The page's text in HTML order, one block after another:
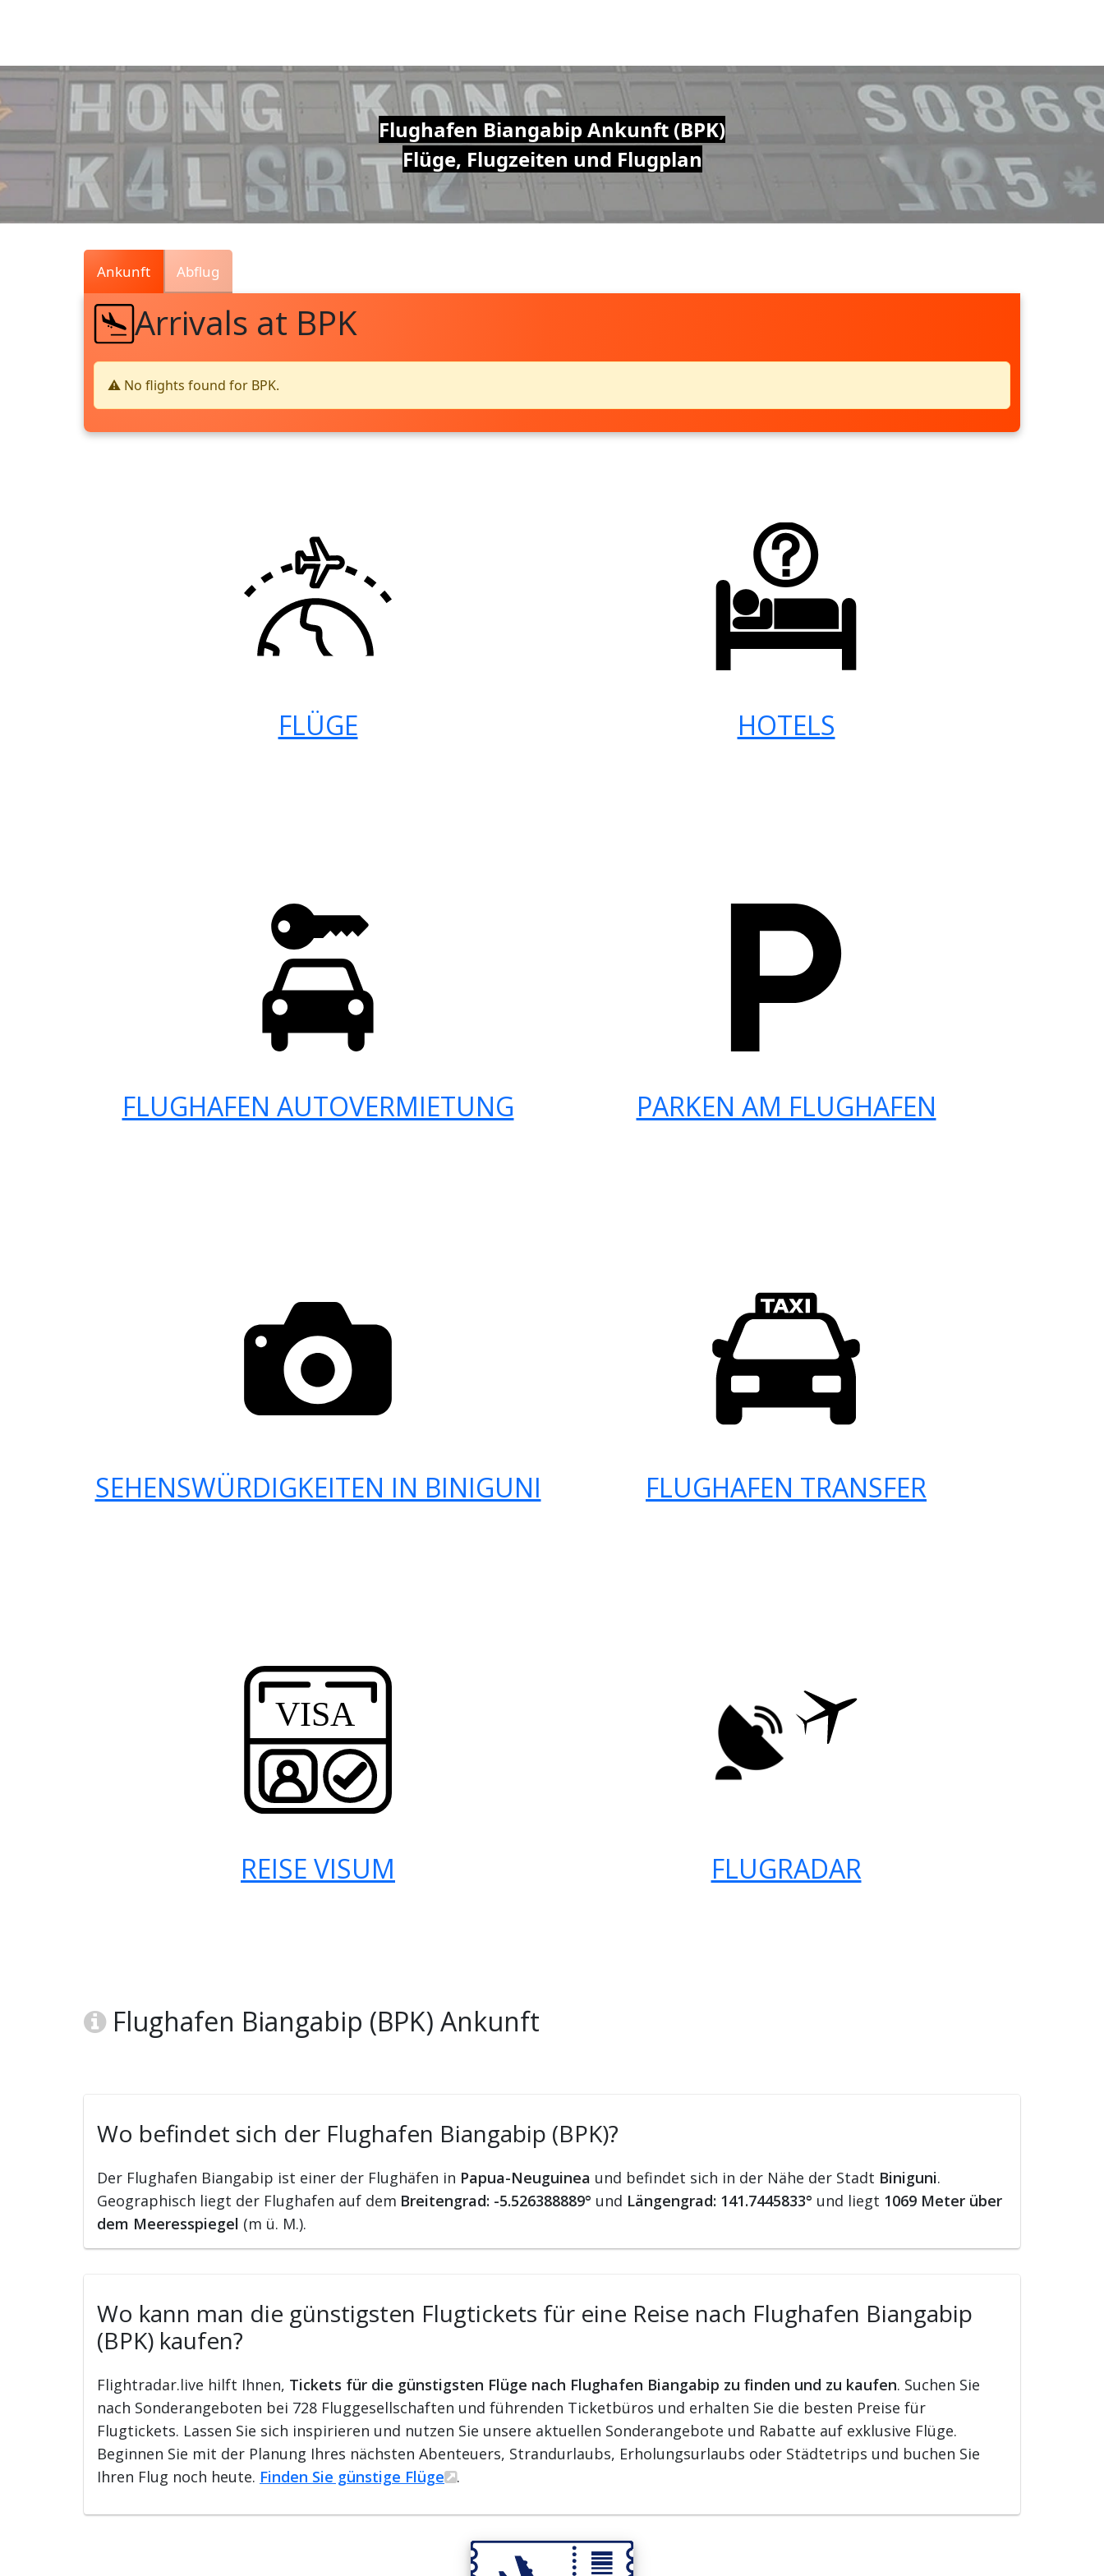
Traffic
Live
Flughafen Biangabip Ankunft (BPK)
Flüge, Flugzeiten und Flugplan
Ankunft Abflug
Arrivals at BPK
⚠️ No flights found for BPK.
FLÜGE HOTELS
FLUGHAFEN AUTOVERMIETUNG PARKEN AM FLUGHAFEN
SEHENSWÜRDIGKEITEN IN BINIGUNI FLUGHAFEN TRANSFER
REISE VISUM FLUGRADAR
Flughafen Biangabip (BPK) Ankunft
Wo befindet sich der Flughafen Biangabip (BPK)?
Der Flughafen Biangabip ist einer der Flughäfen in Papua-Neuguinea und befindet sich in der Nähe der Stadt Biniguni.
Geographisch liegt der Flughafen auf dem Breitengrad: -5.526388889° und Längengrad: 141.7445833° und liegt 1069 Meter über
dem Meeresspiegel (m ü. M.).
Wo kann man die günstigsten Flugtickets für eine Reise nach Flughafen Biangabip
(BPK) kaufen?
Flightradar.live hilft Ihnen, Tickets für die günstigsten Flüge nach Flughafen Biangabip zu finden und zu kaufen. Suchen Sie
nach Sonderangeboten bei 728 Fluggesellschaften und führenden Ticketbüros und erhalten Sie die besten Preise für
Flugtickets. Lassen Sie sich inspirieren und nutzen Sie unsere aktuellen Sonderangebote und Rabatte auf exklusive Flüge.
Beginnen Sie mit der Planung Ihres nächsten Abenteuers, Strandurlaubs, Erholungsurlaubs oder Städtetrips und buchen Sie
Ihren Flug noch heute. Finden Sie günstige Flüge .